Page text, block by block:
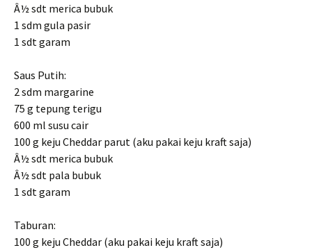
Â½ sdt merica bubuk
1 sdm gula pasir
1 sdt garam
Saus Putih:
2 sdm margarine
75 g tepung terigu
600 ml susu cair
100 g keju Cheddar parut (aku pakai keju kraft saja)
Â½ sdt merica bubuk
Â½ sdt pala bubuk
1 sdt garam
Taburan:
100 g keju Cheddar (aku pakai keju kraft saja)